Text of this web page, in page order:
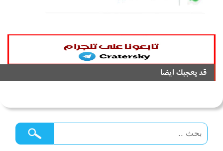
قد يعجبك ايضا